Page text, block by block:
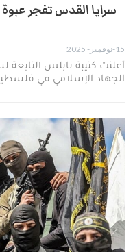
سرايا القدس تفجر
15-نوفمبر- 2025
أعلنت كتيبة نابلس
الجهاد الإسلامي في